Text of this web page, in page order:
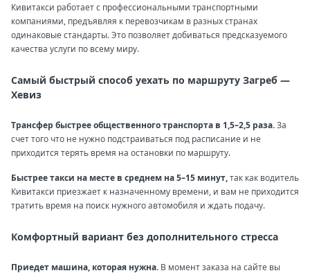
Кивитакси работает с профессиональными транспортными
компаниями, предъявляя к перевозчикам в разных странах
одинаковые стандарты. Это позволяет добиваться предсказуемого
качества услуги по всему миру.
Самый быстрый способ уехать по маршруту Загреб —
Хевиз
Трансфер быстрее общественного транспорта в 1,5–2,5 раза.За
счет того что не нужно подстраиваться под расписание и не
приходится терять время на остановки по маршруту.
Быстрее такси на месте в среднем на 5–15 минут,так как водитель
Кивитакси приезжает к назначенному времени, и вам не приходится
тратить время на поиск нужного автомобиля и ждать подачу.
Комфортный вариант без дополнительного стресса
Приедет машина, которая нужна. В момент заказа на сайте вы